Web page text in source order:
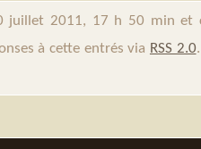
juillet 2011, 17 h 50 min et
à cette entrés via RSS 2.0